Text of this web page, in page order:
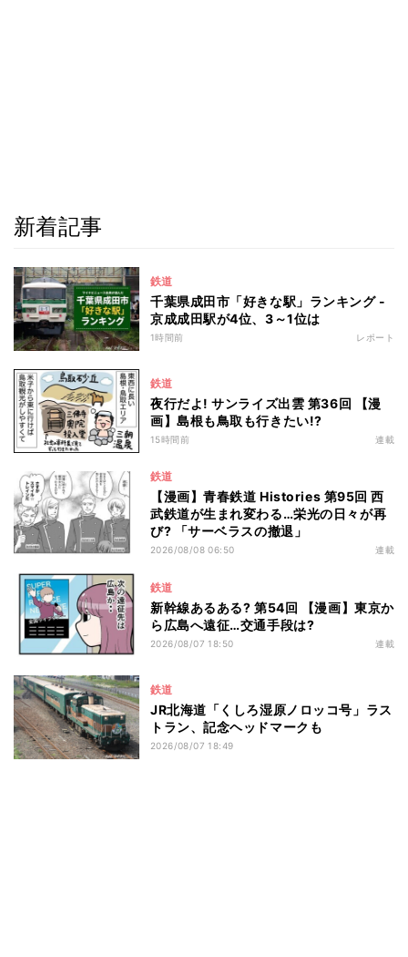
新着記事
鉄道
千葉県成田市「好きな駅」ランキング -
京成成田駅が4位、3～1位は
1時間前 レポート
鉄道
夜行だよ! サンライズ出雲 第36回 【漫
画】島根も鳥取も行きたい!?
15時間前 連載
鉄道
【漫画】青春鉄道 Histories 第95回 西
武鉄道が生まれ変わる…栄光の日々が再
び? 「サーベラスの撤退」
2026/08/08 06:50 連載
鉄道
新幹線あるある? 第54回 【漫画】東京か
ら広島へ遠征…交通手段は?
2026/08/07 18:50 連載
鉄道
JR北海道「くしろ湿原ノロッコ号」ラス
トラン、記念ヘッドマークも
2026/08/07 18:49